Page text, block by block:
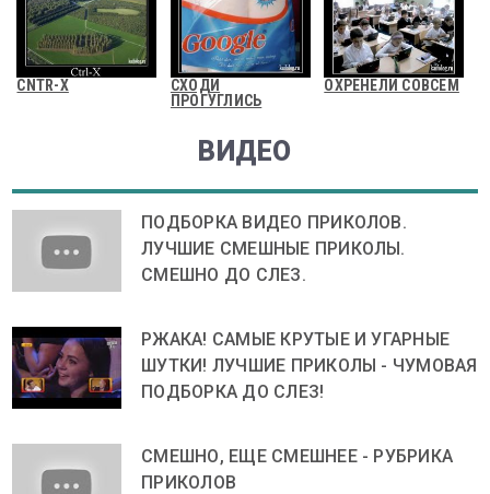
CNTR-X
СХОДИ
ПРОГУГЛИСЬ
ОХРЕНЕЛИ СОВСЕМ
ВИДЕО
ПОДБОРКА ВИДЕО ПРИКОЛОВ.
ЛУЧШИЕ СМЕШНЫЕ ПРИКОЛЫ.
СМЕШНО ДО СЛЕЗ.
РЖАКА! САМЫЕ КРУТЫЕ И УГАРНЫЕ
ШУТКИ! ЛУЧШИЕ ПРИКОЛЫ - ЧУМОВАЯ
ПОДБОРКА ДО СЛЕЗ!
СМЕШНО, ЕЩЕ СМЕШНЕЕ - РУБРИКА
ПРИКОЛОВ